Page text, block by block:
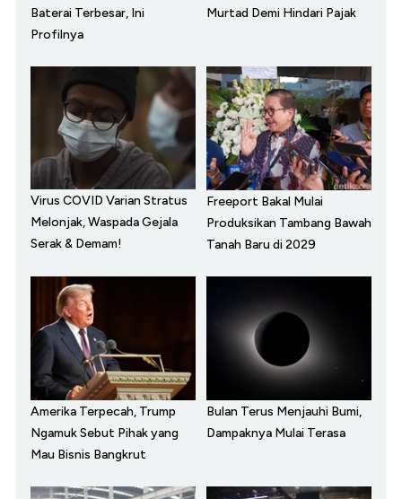
Baterai Terbesar, Ini
Profilnya
Murtad Demi Hindari Pajak
Virus COVID Varian Stratus
Melonjak, Waspada Gejala
Serak & Demam!
Freeport Bakal Mulai
Produksikan Tambang Bawah
Tanah Baru di 2029
Amerika Terpecah, Trump
Ngamuk Sebut Pihak yang
Mau Bisnis Bangkrut
Bulan Terus Menjauhi Bumi,
Dampaknya Mulai Terasa